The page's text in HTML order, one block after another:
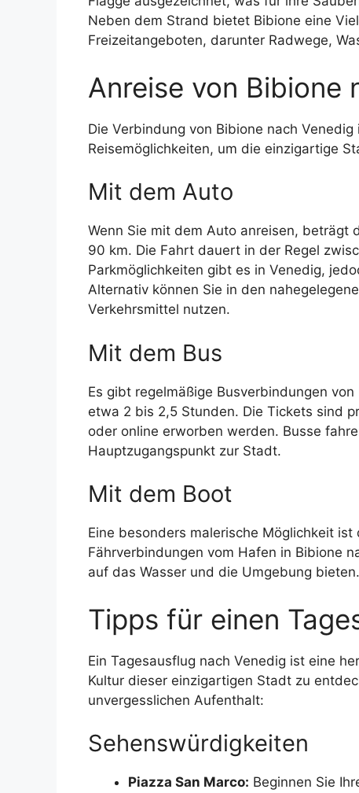
Neben dem Strand bietet Bibione eine
Freizeitangeboten, darunter Radwege,
Anreise von Bibione
Die Verbindung von Bibione nach
Reisemöglichkeiten, um die einzigartige
Mit dem Auto
Wenn Sie mit dem Auto anreisen, beträgt
90 km. Die Fahrt dauert in der Regel
Parkmöglichkeiten gibt es in Venedig,
Alternativ können Sie in den
Verkehrsmittel nutzen.
Mit dem Bus
Es gibt regelmäßige Busverbindungen
etwa 2 bis 2,5 Stunden. Die Tickets sind
oder online erworben werden. Busse
Hauptzugangspunkt zur Stadt.
Mit dem Boot
Eine besonders malerische Möglichkeit
Fährverbindungen vom Hafen in Bibione
auf das Wasser und die Umgebung
Tipps für einen
Ein Tagesausflug nach Venedig ist eine
Kultur dieser einzigartigen Stadt zu
unvergesslichen Aufenthalt:
Sehenswürdigkeiten
Piazza San Marco: Beginnen Sie